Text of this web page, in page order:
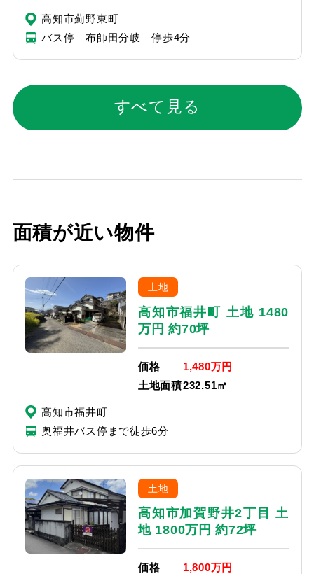
高知市薊野東町
バス停 布師田分岐 停歩4分
すべて見る
面積が近い物件
土地
高知市福井町 土地 1480
万円 約70坪
価格
1,480万円
土地面積232.51㎡
高知市福井町
奥福井バス停まで徒歩6分
土地
高知市加賀野井2丁目 土
地 1800万円 約72坪
価格
1,800万円